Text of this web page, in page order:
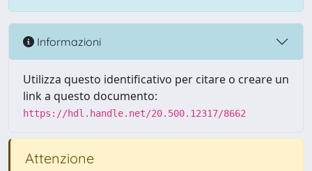
Informazioni
Utilizza questo identificativo per citare o creare un
link a questo documento:
https://hdl.handle.net/20.500.12317/8662
Attenzione